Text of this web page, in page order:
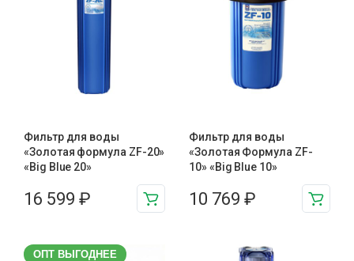
Фильтр для воды
«Золотая формула ZF-20»
«Big Blue 20»
16 599 ₽
Фильтр для воды
«Золотая Формула ZF-
10» «Big Blue 10»
10 769 ₽
ОПТ ВЫГОДНЕЕ